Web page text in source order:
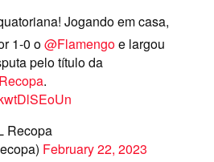
Jogando em casa,
1-0 o@Flamengoe largou
pelo título da
.
Recopa
February 22, 2023